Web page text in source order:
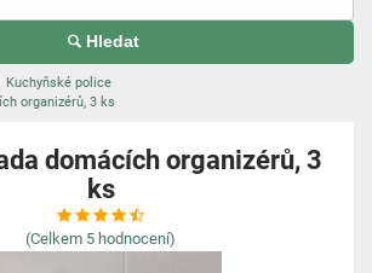
Hledat
Kuchyňské police
organizérů, 3 ks
domácích organizérů, 3
ks
(Celkem 5 hodnocení)